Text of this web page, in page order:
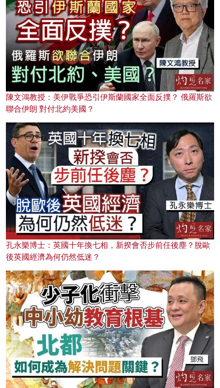
陳文鴻教授：美伊戰爭恐引伊斯蘭國家全面反撲？ 俄羅斯欲
聯合伊朗 對付北約美國？
孔永樂博士：英國十年換七相，新揆會否步前任後塵？脫歐
後英國經濟為何仍然低迷？